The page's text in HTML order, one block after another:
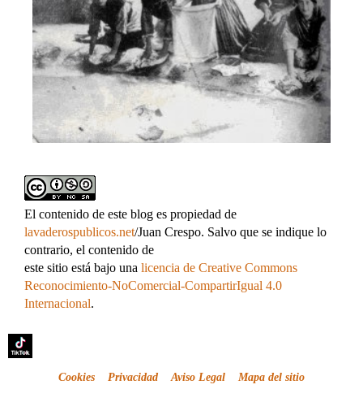
El contenido de este blog es propiedad de
lavaderospublicos.net/Juan Crespo. Salvo que se indique lo
contrario, el contenido de
este sitio está bajo una licencia de Creative Commons
Reconocimiento-NoComercial-CompartirIgual 4.0
Internacional.
Cookies Privacidad Aviso Legal Mapa del sitio